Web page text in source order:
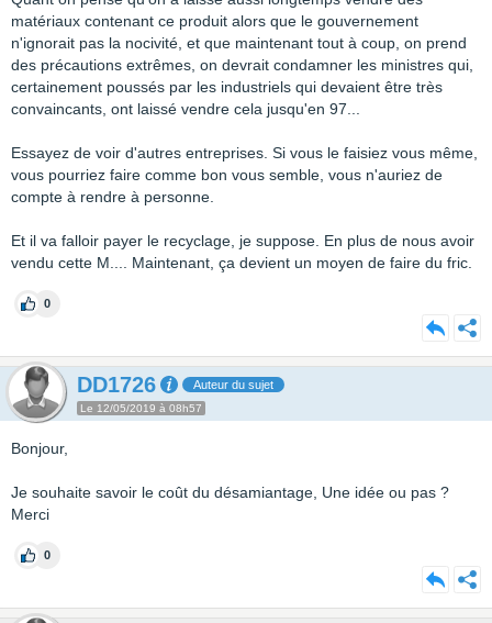
matériaux contenant ce produit alors que le gouvernement
n'ignorait pas la nocivité, et que maintenant tout à coup, on prend
des précautions extrêmes, on devrait condamner les ministres qui,
certainement poussés par les industriels qui devaient être très
convaincants, ont laissé vendre cela jusqu'en 97...
Essayez de voir d'autres entreprises. Si vous le faisiez vous même,
vous pourriez faire comme bon vous semble, vous n'auriez de
compte à rendre à personne.
Et il va falloir payer le recyclage, je suppose. En plus de nous avoir
vendu cette M.... Maintenant, ça devient un moyen de faire du fric.
0
DD1726 Auteur du sujet
Le 12/05/2019 à 08h57
Bonjour,
Je souhaite savoir le coût du désamiantage, Une idée ou pas ?
Merci
0